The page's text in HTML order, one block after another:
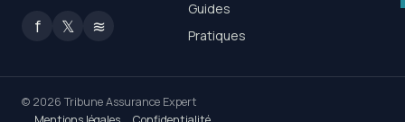
f 𝕏 ≋
Guides
Pratiques
© 2026 Tribune Assurance Expert